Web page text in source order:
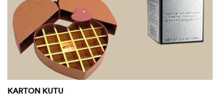
KARTON KUTU